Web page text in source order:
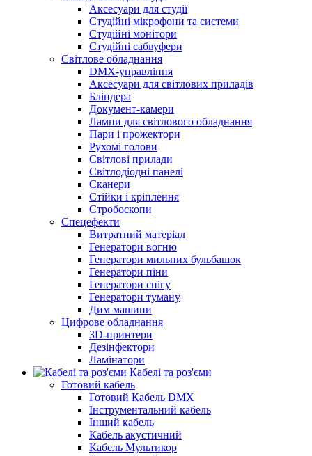
Аксесуари для студії
Студійні мікрофони та системи
Студійні монітори
Студійні сабвуфери
Світлове обладнання
DMX-управління
Аксесуари для світлових приладів
Бліндера
Документ-камери
Лампи для світлового обладнання
Пари і прожектори
Рухомі голови
Світлові прилади
Світлодіодні панелі
Сканери
Стійки і кріплення
Стробоскопи
Спецефекти
Витратний матеріал
Генератори вогню
Генератори мильних бульбашок
Генератори піни
Генератори снігу
Генератори туману
Дим машини
Цифрове обладнання
3D-принтери
Дезінфектори
Ламінатори
Кабелі та роз'єми
Готовий кабель
Готовий Кабель DMX
Інструментальний кабель
Інший кабель
Кабель акустичний
Кабель Мультикор